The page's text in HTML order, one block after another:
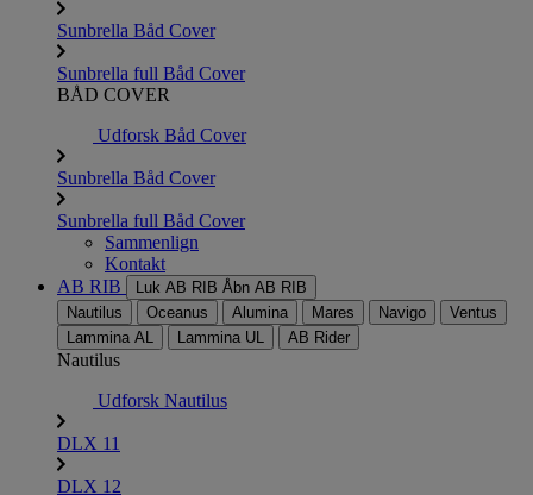
Sunbrella Båd Cover
Sunbrella full Båd Cover
BÅD COVER
Udforsk Båd Cover
Sunbrella Båd Cover
Sunbrella full Båd Cover
Sammenlign
Kontakt
AB RIB
Luk AB RIB Åbn AB RIB
Nautilus
Oceanus Alumina Mares Navigo
Ventus
Lammina AL
Lammina UL AB Rider
Nautilus
Udforsk Nautilus
DLX 11
DLX 12